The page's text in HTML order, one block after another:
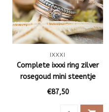
IXXXI
Complete ixxxi ring zilver
rosegoud mini steentje
€87,50